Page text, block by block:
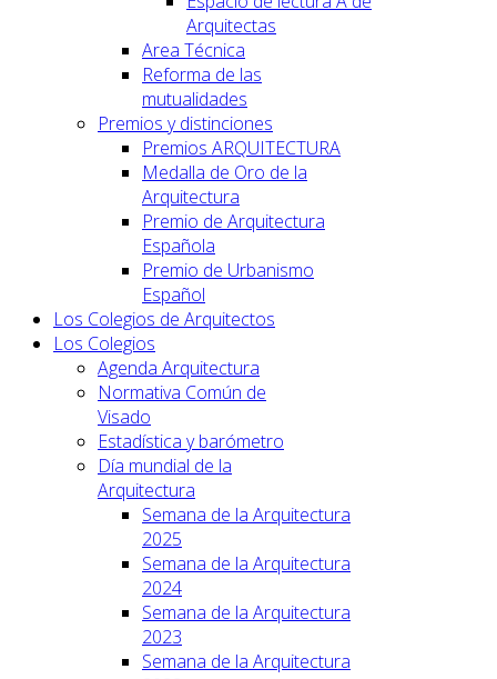
Arquitectas
Area Técnica
Reforma de las
mutualidades
Premios y distinciones
Premios ARQUITECTURA
Medalla de Oro de la
Arquitectura
Premio de Arquitectura
Española
Premio de Urbanismo
Español
Los Colegios de Arquitectos
Los Colegios
Agenda Arquitectura
Normativa Común de
Visado
Estadística y barómetro
Día mundial de la
Arquitectura
Semana de la Arquitectura
2025
Semana de la Arquitectura
2024
Semana de la Arquitectura
2023
Semana de la Arquitectura